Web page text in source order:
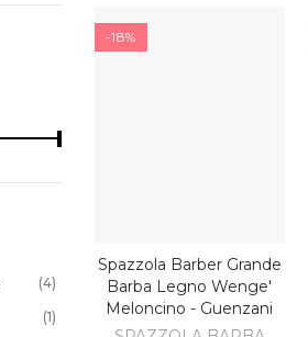
-18%
AGGIUNGI AL CARRELLO
Spazzola Barber Grande
Barba Legno Wenge'
Meloncino - Guenzani
(4)
(1)